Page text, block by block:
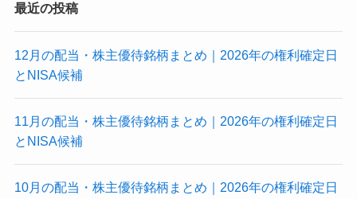
最近の投稿
12月の配当・株主優待銘柄まとめ｜2026年の権利確定日
とNISA候補
11月の配当・株主優待銘柄まとめ｜2026年の権利確定日
とNISA候補
10月の配当・株主優待銘柄まとめ｜2026年の権利確定日